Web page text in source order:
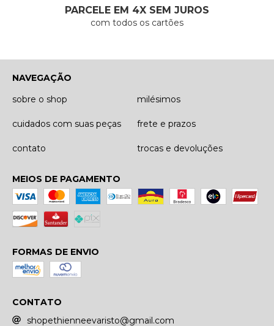
PARCELE EM 4X SEM JUROS
com todos os cartões
NAVEGAÇÃO
sobre o shop
milésimos
cuidados com suas peças frete e prazos
contato trocas e devoluções
MEIOS DE PAGAMENTO
FORMAS DE ENVIO
CONTATO
shopethienneevaristo@gmail.com